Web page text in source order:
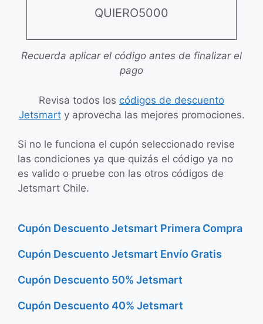
QUIERO5000
Recuerda aplicar el código antes de finalizar el
pago
Revisa todos los códigos de descuento
Jetsmarty aprovecha las mejores promociones.
Si no le funciona el cupón seleccionado revise
las condiciones ya que quizás el código ya no
es valido o pruebe con las otros códigos de
Jetsmart Chile.
Cupón Descuento Jetsmart Primera Compra
Cupón Descuento Jetsmart Envío Gratis
Cupón Descuento 50% Jetsmart
Cupón Descuento 40% Jetsmart